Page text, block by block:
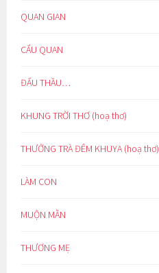
QUAN GIAN
CẨU QUAN
ĐẤU THẦU…
KHUNG TRỜI THƠ (hoạ thơ)
THƯỞNG TRÀ ĐÊM KHUYA (hoạ thơ)
LÀM CON
MUỘN MẰN
THƯƠNG MẸ